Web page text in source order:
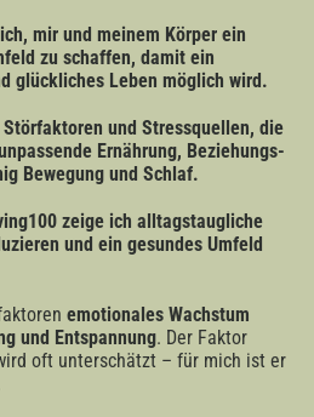
mir und meinem Körper ein
zu schaffen, damit ein
glückliches Leben möglich wird.
und Stressquellen, die
Ernährung, Beziehungs-
Bewegung und Schlaf.
zeige ich alltagstaugliche
und ein gesundes Umfeld
emotionales Wachstum
und Entspannung. Der Faktor
oft unterschätzt – für mich ist er